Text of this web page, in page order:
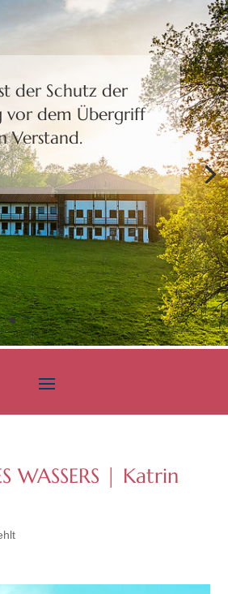
der Schutz der
vor dem Übergriff
Verstand.
gibt uns die
Wahl zu treffen.
WASSERS | Katrin